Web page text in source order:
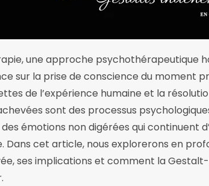
une approche psychothérapeutique
sur la prise de conscience du moment
de l’expérience humaine et la
sont des processus
émotions non digérées qui continuent
Dans cet article, nous explorerons en
ses implications et comment la